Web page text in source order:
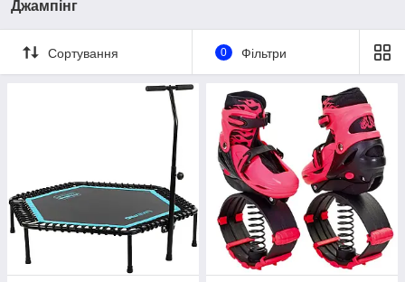
Джампінг
Сортування 0 Фільтри